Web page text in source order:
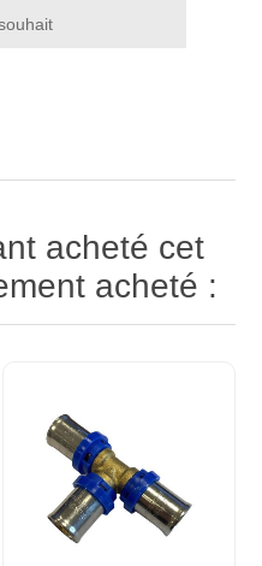
acheté cet
acheté :